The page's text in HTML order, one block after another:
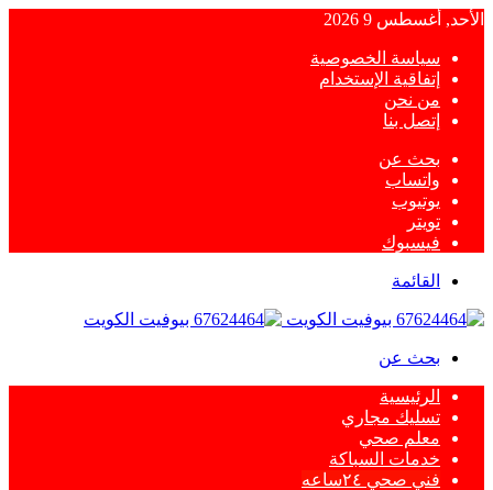
الأحد, أغسطس 9 2026
سياسة الخصوصية
إتفاقية الإستخدام
من نحن
إتصل بنا
بحث عن
واتساب
يوتيوب
تويتر
فيسبوك
القائمة
بحث عن
الرئيسية
تسليك مجاري
معلم صحي
خدمات السباكة
فني صحي ٢٤ساعه